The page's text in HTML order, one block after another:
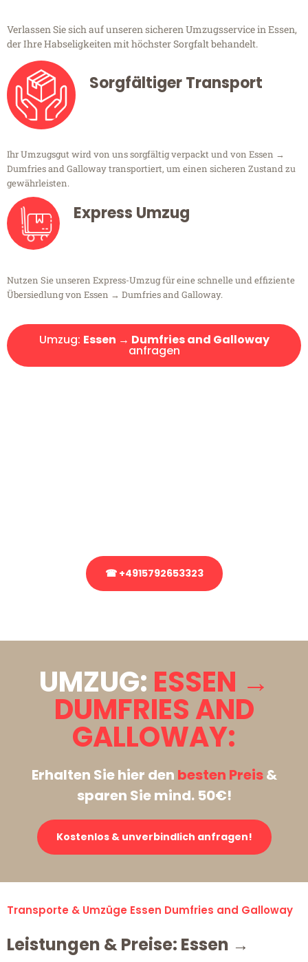
Verlassen Sie sich auf unseren sicheren Umzugsservice in Essen,
der Ihre Habseligkeiten mit höchster Sorgfalt behandelt.
Sorgfältiger Transport
Ihr Umzugsgut wird von uns sorgfältig verpackt und von Essen →
Dumfries and Galloway transportiert, um einen sicheren Zustand zu
gewährleisten.
Express Umzug
Nutzen Sie unseren Express-Umzug für eine schnelle und effiziente
Übersiedlung von Essen → Dumfries and Galloway.
Umzug: Essen → Dumfries and Galloway
anfragen
☎ +4915792653323
UMZUG: ESSEN →
DUMFRIES AND
GALLOWAY:
Erhalten Sie hier den besten Preis&
sparen Sie mind. 50€!
Kostenlos & unverbindlich anfragen!
Transporte & Umzüge Essen Dumfries and Galloway
Leistungen & Preise: Essen →